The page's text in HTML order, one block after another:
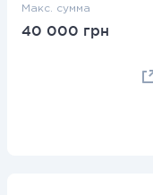
Макс. сумма
40 000 грн